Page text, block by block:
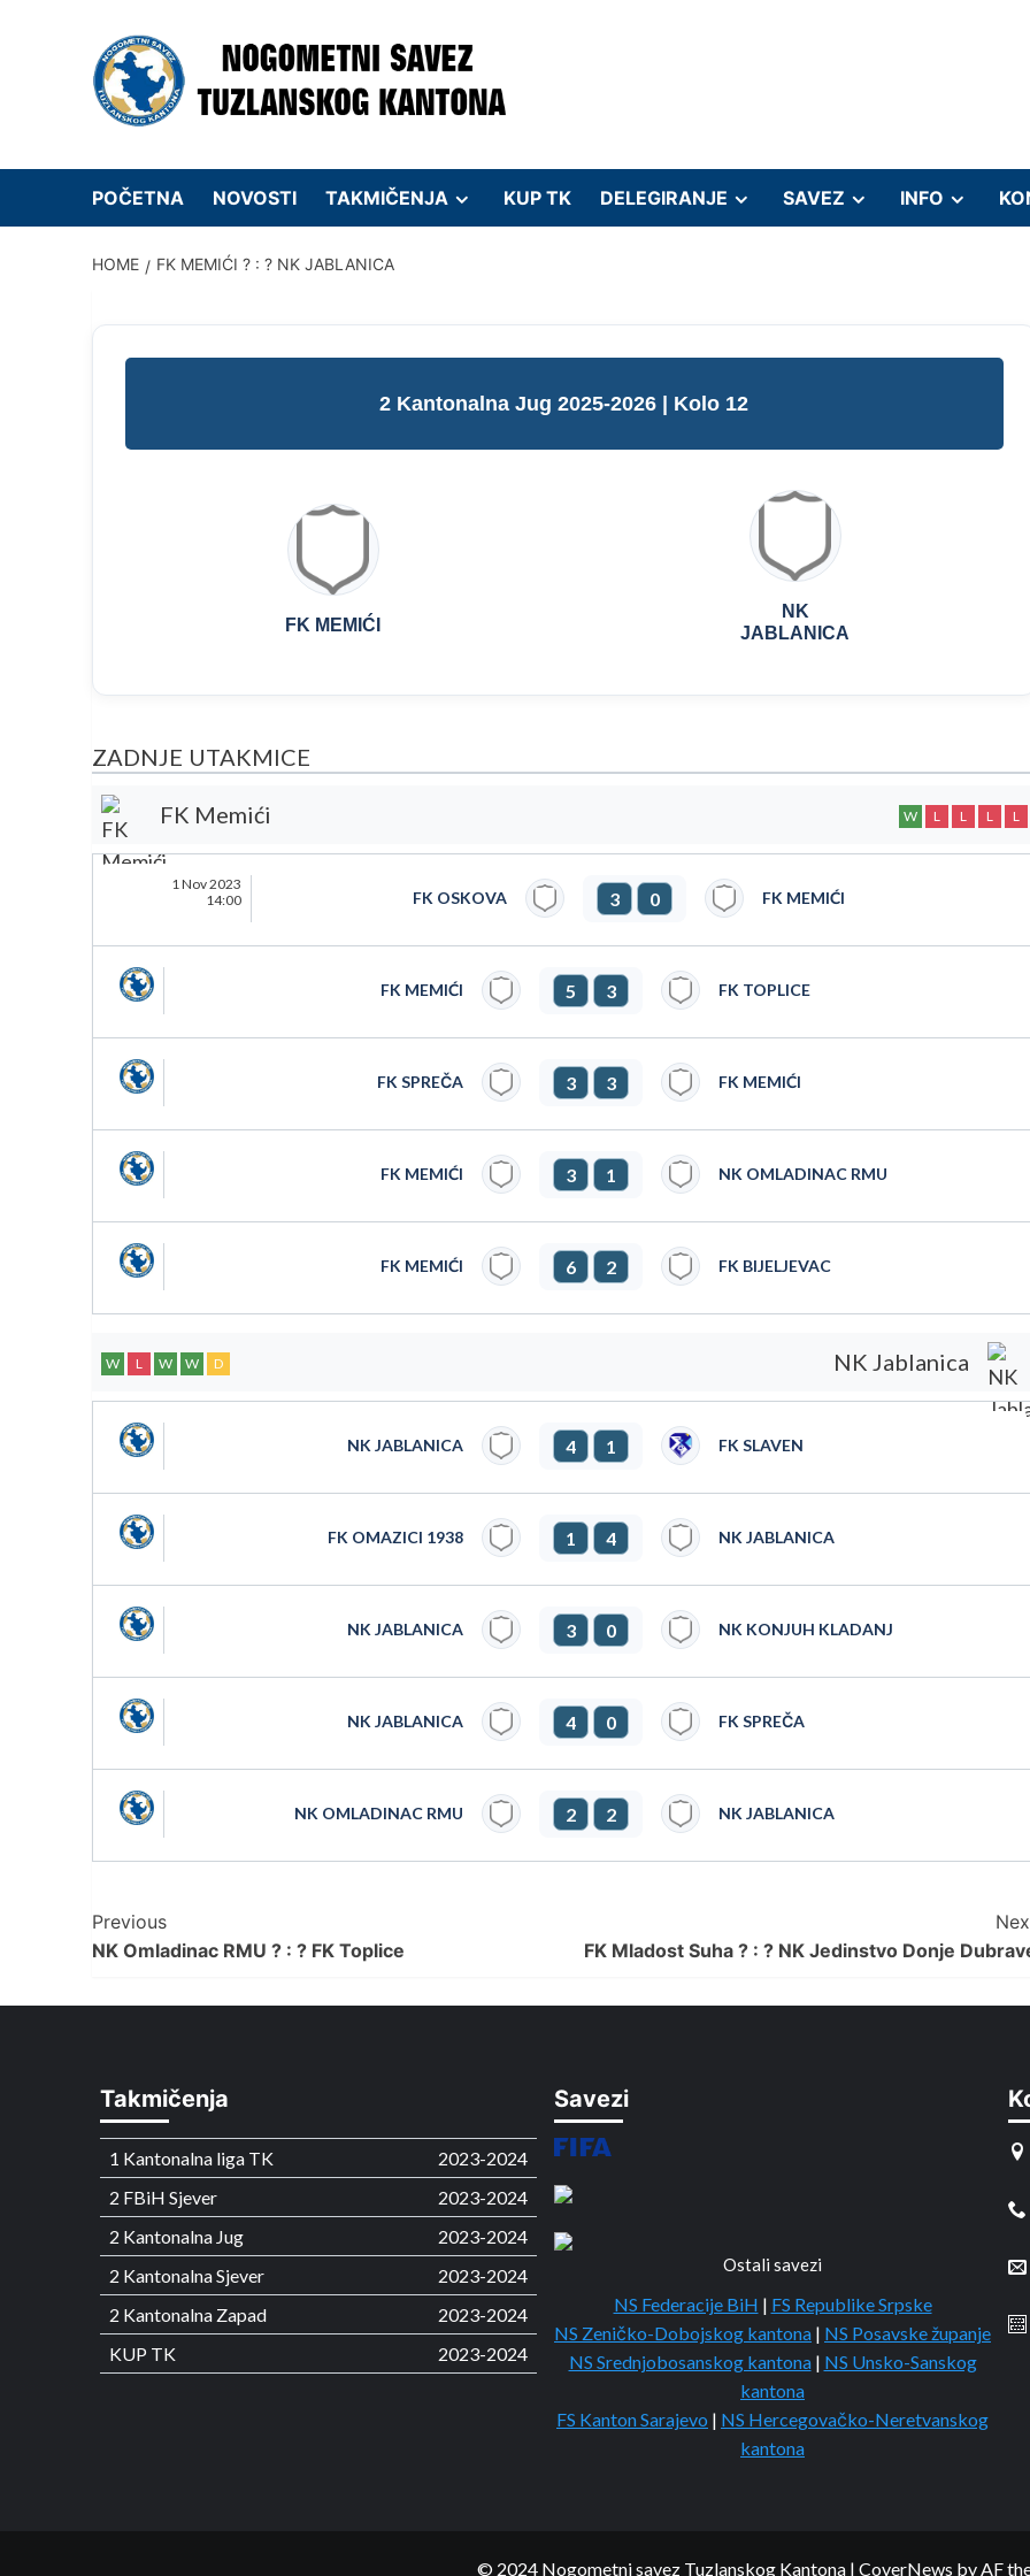
POČETNA NOVOSTI TAKMIČENJA KUP TK DELEGIRANJE SAVEZ INFO
HOME FK MEMIĆI ? : ? NK JABLANICA
2 Kantonalna Jug 2025-2026 | Kolo 12
FK MEMIĆI
NK
JABLANICA
ZADNJE UTAKMICE
FK Memići W L L L L
1 Nov 2023
14:00
FK OSKOVA 3 0 FK MEMIĆI
FK MEMIĆI 5 3 FK TOPLICE
FK SPREČA 3 3 FK MEMIĆI
FK MEMIĆI 3 1 NK OMLADINAC RMU
FK MEMIĆI 6 2 FK BIJELJEVAC
NK Jablanica
W L W W D
NK JABLANICA 4 1 FK SLAVEN
FK OMAZICI 1938 1 4 NK JABLANICA
NK JABLANICA 3 0 NK KONJUH KLADANJ
NK JABLANICA 4 0 FK SPREČA
NK OMLADINAC RMU 2 2 NK JABLANICA
Post
Navigation
Previous
NK Omladinac RMU ? : ? FK Toplice
FK Mladost Suha ? : ? NK Jedinstvo Donje
Takmičenja
1 Kantonalna liga TK
2023-2024
2 FBiH Sjever
2023-2024
2 Kantonalna Jug
2023-2024
2 Kantonalna Sjever
2023-2024
2 Kantonalna Zapad
2023-2024
KUP TK
2023-2024
Savezi
Ostali savezi
NS Federacije BiH | FS Republike Srpske
NS Zeničko-Dobojskog kantona | NS Posavske županje
NS Srednjobosanskog kantona | NS Unsko-Sanskog
kantona
FS Kanton Sarajevo | NS Hercegovačko-Neretvanskog
kantona
© 2024 Nogometni savez Tuzlanskog Kantona | CoverNews by AF